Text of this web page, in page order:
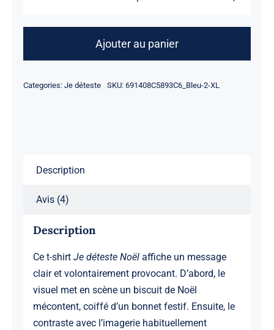
Je
Ajouter au panier
Categories: Je déteste SKU: 691408C5893C6_Bleu-2-XL
Description
Avis (4)
Description
Ce t-shirt Je déteste Noëlaffiche un message
clair et volontairement provocant. D’abord, le
visuel met en scène un biscuit de Noël
mécontent, coiffé d’un bonnet festif. Ensuite, le
contraste avec l’imagerie habituellement